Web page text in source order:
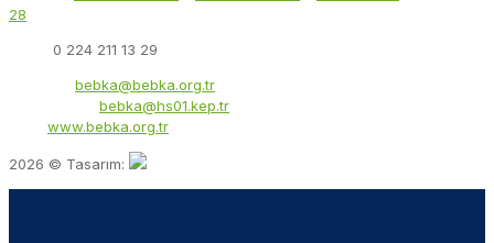
28
0 224 211 13 29
bebka@bebka.org.tr
bebka@hs01.kep.tr
www.bebka.org.tr
2026 © Tasarım: